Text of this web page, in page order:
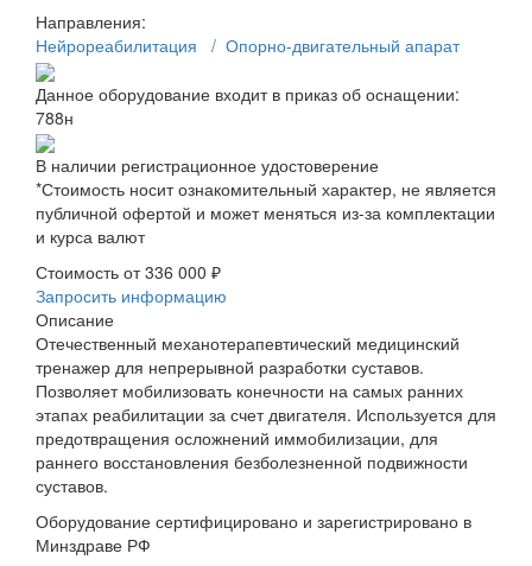
Направления:
Нейрореабилитация
/ Опорно-двигательный апарат
Данное оборудование входит в приказ об оснащении:
788н
В наличии регистрационное удостоверение
*Стоимость носит ознакомительный характер, не является
публичной офертой и может меняться из-за комплектации
и курса валют
Стоимость от336 000 ₽
Запросить информацию
Описание
Отечественный механотерапевтический медицинский
тренажер для непрерывной разработки суставов.
Позволяет мобилизовать конечности на самых ранних
этапах реабилитации за счет двигателя. Используется для
предотвращения осложнений иммобилизации, для
раннего восстановления безболезненной подвижности
суставов.
Оборудование сертифицировано и зарегистрировано в
Минздраве РФ